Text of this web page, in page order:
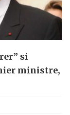
si
ministre,